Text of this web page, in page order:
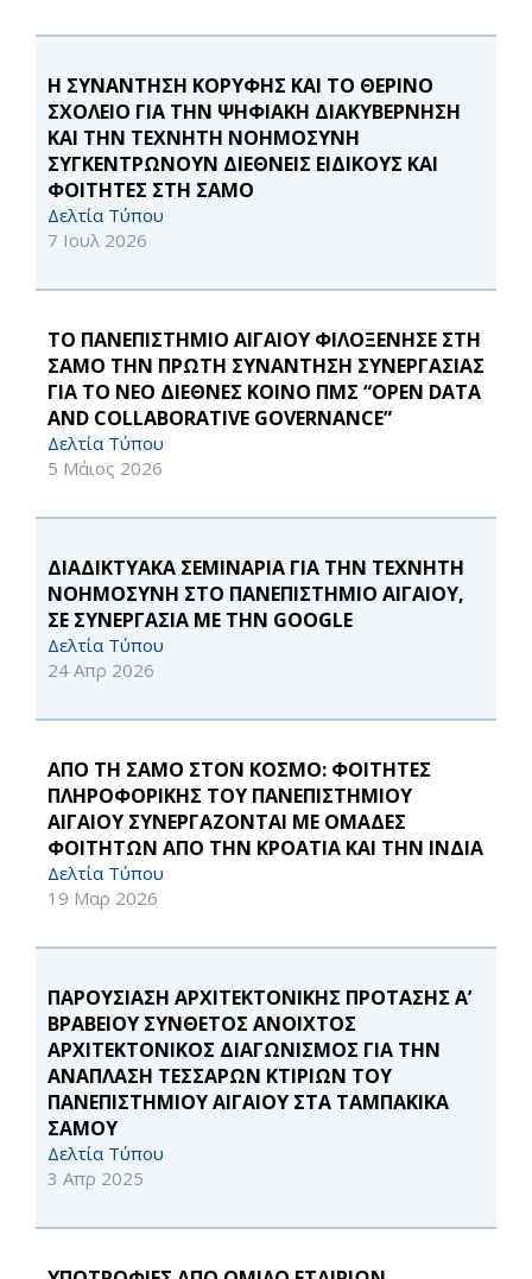
Η ΣΥΝΑΝΤΗΣΗ ΚΟΡΥΦΗΣ ΚΑΙ ΤΟ ΘΕΡΙΝΟ
ΣΧΟΛΕΙΟ ΓΙΑ ΤΗΝ ΨΗΦΙΑΚΗ ΔΙΑΚΥΒΕΡΝΗΣΗ
ΚΑΙ ΤΗΝ ΤΕΧΝΗΤΗ ΝΟΗΜΟΣΥΝΗ
ΣΥΓΚΕΝΤΡΩΝΟΥΝ ΔΙΕΘΝΕΙΣ ΕΙΔΙΚΟΥΣ ΚΑΙ
ΦΟΙΤΗΤΕΣ ΣΤΗ ΣΑΜΟ
Δελτία Τύπου
7 Ιουλ 2026
ΤΟ ΠΑΝΕΠΙΣΤΗΜΙΟ ΑΙΓΑΙΟΥ ΦΙΛΟΞΕΝΗΣΕ ΣΤΗ
ΣΑΜΟ ΤΗΝ ΠΡΩΤΗ ΣΥΝΑΝΤΗΣΗ ΣΥΝΕΡΓΑΣΙΑΣ
ΓΙΑ ΤΟ ΝΕΟ ΔΙΕΘΝΕΣ ΚΟΙΝΟ ΠΜΣ “OPEN DATA
AND COLLABORATIVE GOVERNANCE”
Δελτία Τύπου
5 Μάιος 2026
ΔΙΑΔΙΚΤΥΑΚΑ ΣΕΜΙΝΑΡΙΑ ΓΙΑ ΤΗΝ ΤΕΧΝΗΤΗ
ΝΟΗΜΟΣΥΝΗ ΣΤΟ ΠΑΝΕΠΙΣΤΗΜΙΟ ΑΙΓΑΙΟΥ,
ΣΕ ΣΥΝΕΡΓΑΣΙΑ ΜΕ ΤΗΝ GOOGLE
Δελτία Τύπου
24 Απρ 2026
ΑΠΟ ΤΗ ΣΑΜΟ ΣΤΟΝ ΚΟΣΜΟ: ΦΟΙΤΗΤΕΣ
ΠΛΗΡΟΦΟΡΙΚΗΣ ΤΟΥ ΠΑΝΕΠΙΣΤΗΜΙΟΥ
ΑΙΓΑΙΟΥ ΣΥΝΕΡΓΑΖΟΝΤΑΙ ΜΕ ΟΜΑΔΕΣ
ΦΟΙΤΗΤΩΝ ΑΠΟ ΤΗΝ ΚΡΟΑΤΙΑ ΚΑΙ ΤΗΝ ΙΝΔΙΑ
Δελτία Τύπου
19 Μαρ 2026
ΠΑΡΟΥΣΙΑΣΗ ΑΡΧΙΤΕΚΤΟΝΙΚΗΣ ΠΡΟΤΑΣΗΣ Α’
ΒΡΑΒΕΙΟΥ ΣΥΝΘΕΤΟΣ ΑΝΟΙΧΤΟΣ
ΑΡΧΙΤΕΚΤΟΝΙΚΟΣ ΔΙΑΓΩΝΙΣΜΟΣ ΓΙΑ ΤΗΝ
ΑΝΑΠΛΑΣΗ ΤΕΣΣΑΡΩΝ ΚΤΙΡΙΩΝ ΤΟΥ
ΠΑΝΕΠΙΣΤΗΜΙΟΥ ΑΙΓΑΙΟΥ ΣΤΑ ΤΑΜΠΑΚΙΚΑ
ΣΑΜΟΥ
Δελτία Τύπου
3 Απρ 2025